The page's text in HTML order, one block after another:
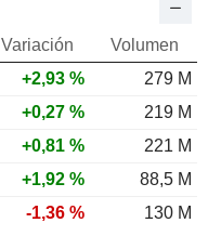
Variación
Volumen
+2,93 %
279 M
+0,27 %
219 M
+0,81 %
221 M
+1,92 %
88,5 M
-1,36 % 130 M